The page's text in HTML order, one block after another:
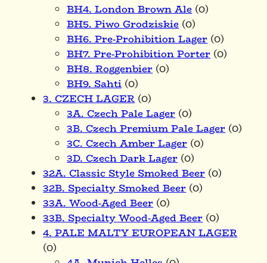
BH4. London Brown Ale(0)
BH5. Piwo Grodziskie(0)
BH6. Pre-Prohibition Lager(0)
BH7. Pre-Prohibition Porter(0)
BH8. Roggenbier(0)
BH9. Sahti(0)
3. CZECH LAGER(0)
3A. Czech Pale Lager(0)
3B. Czech Premium Pale Lager(0)
3C. Czech Amber Lager(0)
3D. Czech Dark Lager(0)
32A. Classic Style Smoked Beer(0)
32B. Specialty Smoked Beer(0)
33A. Wood-Aged Beer(0)
33B. Specialty Wood-Aged Beer(0)
4. PALE MALTY EUROPEAN LAGER
(0)